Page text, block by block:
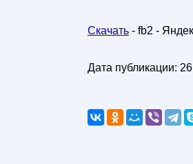
Скачать - fb2 -
Дата публикации: